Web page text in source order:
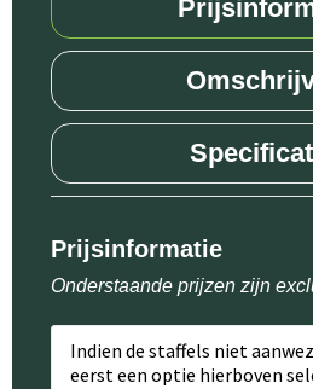
Prijsinformatie
Onderstaande prijzen zijn
Indien de staffels niet
eerst een optie hierboven